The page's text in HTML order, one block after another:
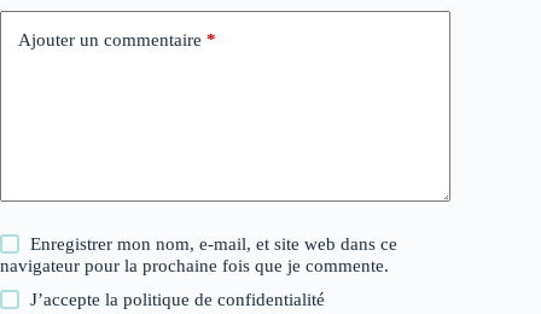
Ajouter un commentaire *
Enregistrer mon nom, e-mail, et site web dans ce
navigateur pour la prochaine fois que je commente.
J’accepte lapolitique de confidentialité